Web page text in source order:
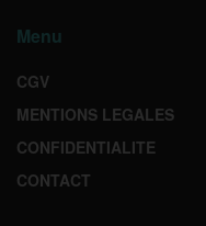
Menu
CGV
MENTIONS LEGALES
CONFIDENTIALITE
CONTACT